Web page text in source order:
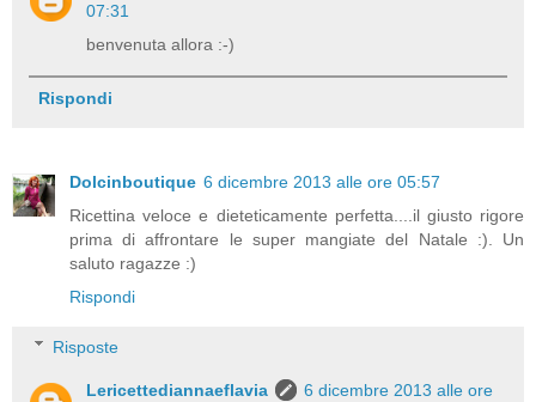
07:31
benvenuta allora :-)
Rispondi
Dolcinboutique 6 dicembre 2013 alle ore 05:57
Ricettina veloce e dieteticamente perfetta....il giusto rigore
prima di affrontare le super mangiate del Natale :). Un
saluto ragazze :)
Rispondi
Risposte
Lericettediannaeflavia
6 dicembre 2013 alle ore